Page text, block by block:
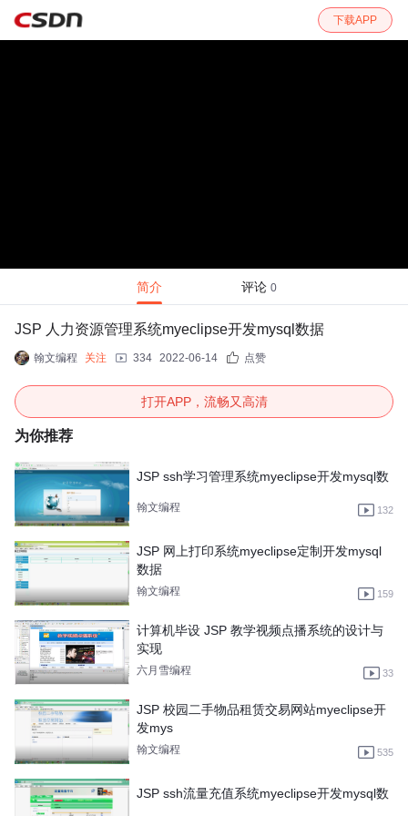
下载APP
简介 评论 0
JSP 人力资源管理系统myeclipse开发mysql数据
翰文编程 关注 334 2022-06-14 点赞
打开APP，流畅又高清
为你推荐
JSP ssh学习管理系统myeclipse开发mysql数
翰文编程 132
JSP 网上打印系统myeclipse定制开发mysql
数据
翰文编程 159
计算机毕设 JSP 教学视频点播系统的设计与
实现
六月雪编程 33
JSP 校园二手物品租赁交易网站myeclipse开
发mys
翰文编程 535
JSP ssh流量充值系统myeclipse开发mysql数